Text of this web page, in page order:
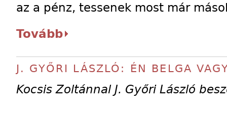
az a pénz, tessenek most már
Tovább
J. GYŐRI LÁSZLÓ: ÉN BELGA
Kocsis Zoltánnal J. Győri László